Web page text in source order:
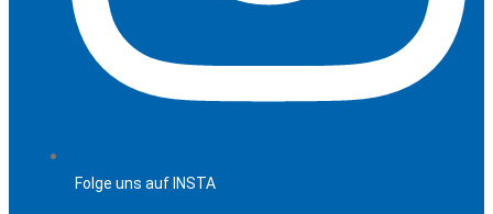
Folge uns auf INSTA